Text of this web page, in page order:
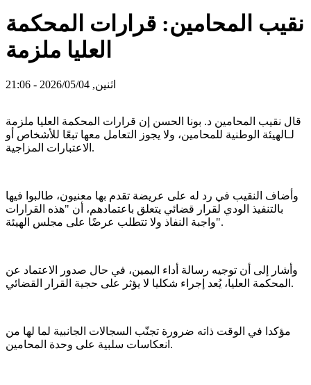
نقيب المحامين: قرارات المحكمة
العليا ملزمة
اثنين, 2026/05/04 - 21:06
قال نقيب المحامين د. بونا الحسن إن قرارات المحكمة العليا ملزمة
لـالهيئة الوطنية للمحامين، ولا يجوز التعامل معها تبعًا للأشخاص أو
الاعتبارات المزاجية.
وأضاف النقيب في رد له على عريضة تقدم بها معنيون، طالبوا فيها
بالتنفيذ الودي لقرار قضائي يتعلق باعتمادهم، أن "هذه القرارات
واجبة النفاذ ولا تتطلب عرضًا على مجلس الهيئة".
وأشار إلى أن توجيه رسالة أداء اليمين، في حال صدور الاعتماد عن
المحكمة العليا، يُعد إجراء شكليا لا يؤثر على حجية القرار القضائي.
مؤكدا في الوقت ذاته ضرورة تجنّب السجالات الجانبية لما لها من
انعكاسات سلبية على وحدة المحامين.